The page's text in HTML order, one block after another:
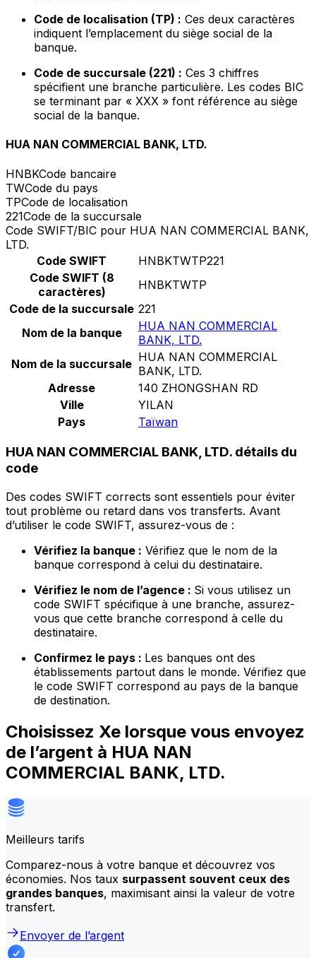
Code de localisation (TP) : Ces deux caractères
indiquent l’emplacement du siège social de la
banque.
Code de succursale (221) : Ces 3 chiffres
spécifient une branche particulière. Les codes BIC
se terminant par « XXX » font référence au siège
social de la banque.
HUA NAN COMMERCIAL BANK, LTD.
HNBKCode bancaire
TWCode du pays
TPCode de localisation
221Code de la succursale
Code SWIFT/BIC pour HUA NAN COMMERCIAL BANK,
LTD.
Code SWIFT
HNBKTWTP221
Code SWIFT (8
caractères)
HNBKTWTP
Code de la succursale 221
Nom de la banque
HUA NAN COMMERCIAL
BANK, LTD.
Nom de la succursale HUA NAN COMMERCIAL
BANK, LTD.
Adresse
140 ZHONGSHAN RD
Ville
YILAN
Pays
Taïwan
HUA NAN COMMERCIAL BANK, LTD. détails du
code
Des codes SWIFT corrects sont essentiels pour éviter
tout problème ou retard dans vos transferts. Avant
d’utiliser le code SWIFT, assurez-vous de :
Vérifiez la banque : Vérifiez que le nom de la
banque correspond à celui du destinataire.
Vérifiez le nom de l’agence : Si vous utilisez un
code SWIFT spécifique à une branche, assurez-
vous que cette branche correspond à celle du
destinataire.
Confirmez le pays : Les banques ont des
établissements partout dans le monde. Vérifiez que
le code SWIFT correspond au pays de la banque
de destination.
Choisissez Xe lorsque vous envoyez
de l’argent à HUA NAN
COMMERCIAL BANK, LTD.
Meilleurs tarifs
Comparez-nous à votre banque et découvrez vos
économies. Nos taux surpassent souvent ceux des
grandes banques, maximisant ainsi la valeur de votre
transfert.
Envoyer de l’argent